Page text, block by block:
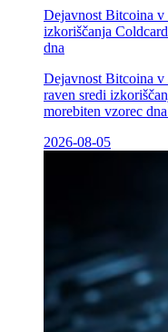
Dejavnost Bitcoina v
izkoriščanja
dna
Dejavnost Bitcoina v
raven sredi
morebiten vzorec
2026-08-05